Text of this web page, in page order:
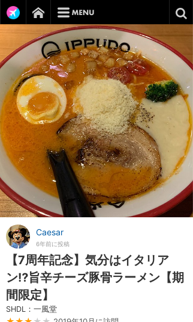
Caesar
6年前に投稿
【7周年記念】気分はイタリア
ン⁉️旨辛チーズ豚骨ラーメン【期
間限定】
SHDL：一風堂